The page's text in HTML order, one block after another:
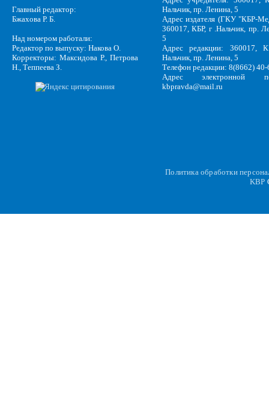
Главный редактор:
Бжахова Р. Б.
Над номером работали:
Редактор по выпуску: Накова О.
Корректоры: Максидова Р., Петрова
Н., Теппеева З.
Нальчик, пр. Ленина, 5
Адрес издателя (ГКУ "КБР-
360017, КБР, г .Нальчик, пр.
5
Адрес редакции: 360017,
Нальчик, пр. Ленина, 5
Телефон редакции: 8(8662)
Адрес электронной
kbpravda@mail.ru
Политика обработки
KBP